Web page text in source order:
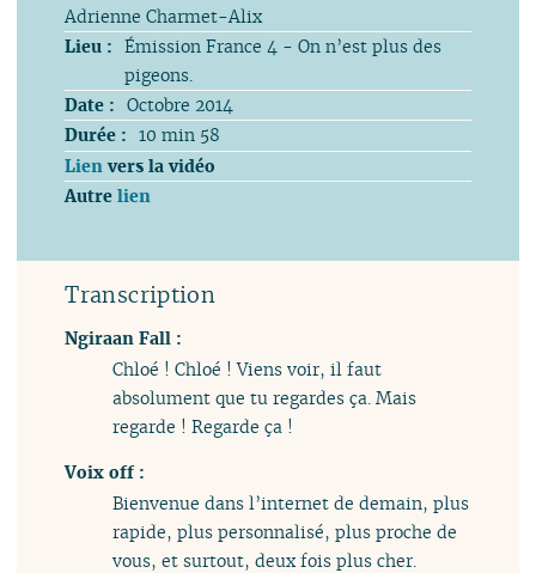
Adrienne Charmet-Alix
Lieu : Émission France 4 - On n’est plus des
pigeons.
Date : Octobre 2014
Durée : 10 min 58
Lien vers la vidéo
Autre lien
Transcription
Ngiraan Fall :
Chloé ! Chloé ! Viens voir, il faut
absolument que tu regardes ça. Mais
regarde ! Regarde ça !
Voix off :
Bienvenue dans l’internet de demain, plus
rapide, plus personnalisé, plus proche de
vous, et surtout, deux fois plus cher.